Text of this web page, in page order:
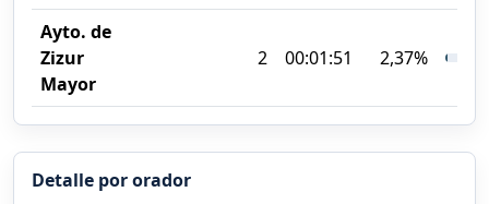
Ayto. de
Zizur
Mayor
2 00:01:51 2,37%
Detalle por orador